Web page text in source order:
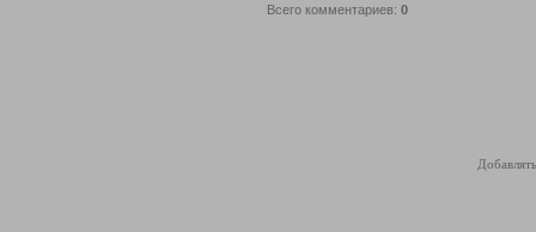
Всего комментариев: 0